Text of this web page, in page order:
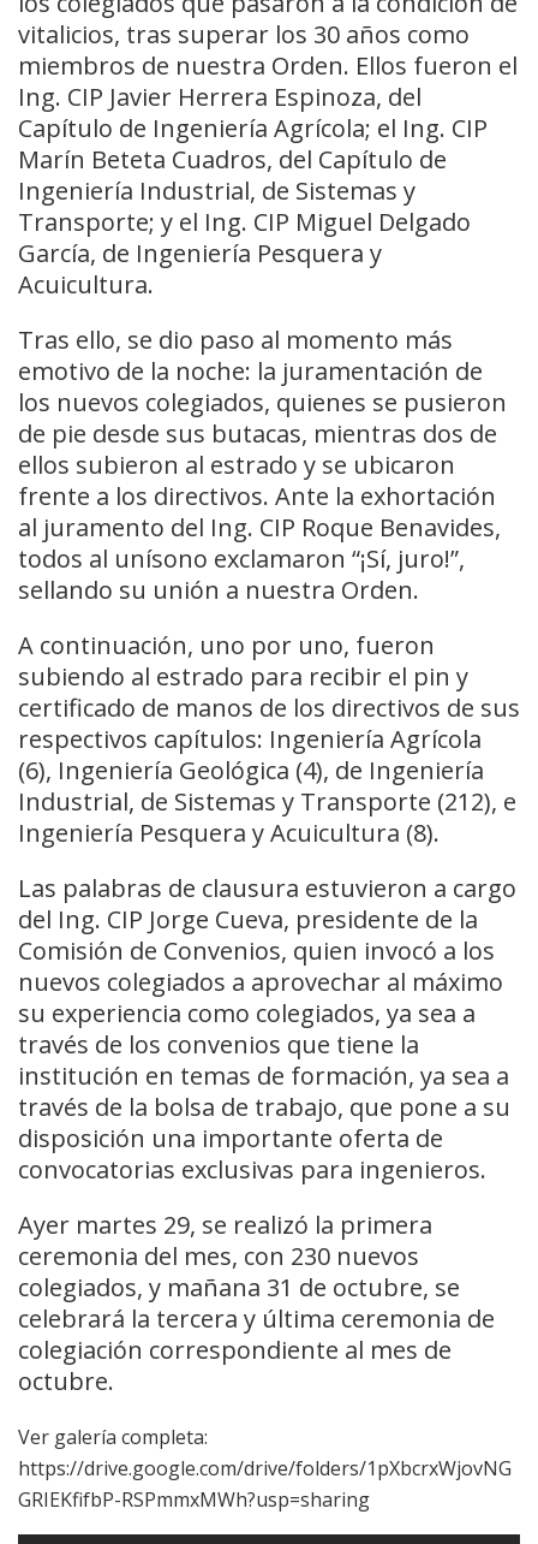
vitalicios, tras superar los 30 años como
miembros de nuestra Orden. Ellos fueron el
Ing. CIP Javier Herrera Espinoza, del
Capítulo de Ingeniería Agrícola; el Ing. CIP
Marín Beteta Cuadros, del Capítulo de
Ingeniería Industrial, de Sistemas y
Transporte; y el Ing. CIP Miguel Delgado
García, de Ingeniería Pesquera y
Acuicultura.
Tras ello, se dio paso al momento más
emotivo de la noche: la juramentación de
los nuevos colegiados, quienes se pusieron
de pie desde sus butacas, mientras dos de
ellos subieron al estrado y se ubicaron
frente a los directivos. Ante la exhortación
al juramento del Ing. CIP Roque Benavides,
todos al unísono exclamaron “¡Sí, juro!”,
sellando su unión a nuestra Orden.
A continuación, uno por uno, fueron
subiendo al estrado para recibir el pin y
certificado de manos de los directivos de sus
respectivos capítulos: Ingeniería Agrícola
(6), Ingeniería Geológica (4), de Ingeniería
Industrial, de Sistemas y Transporte (212), e
Ingeniería Pesquera y Acuicultura (8).
Las palabras de clausura estuvieron a cargo
del Ing. CIP Jorge Cueva, presidente de la
Comisión de Convenios, quien invocó a los
nuevos colegiados a aprovechar al máximo
su experiencia como colegiados, ya sea a
través de los convenios que tiene la
institución en temas de formación, ya sea a
través de la bolsa de trabajo, que pone a su
disposición una importante oferta de
convocatorias exclusivas para ingenieros.
Ayer martes 29, se realizó la primera
ceremonia del mes, con 230 nuevos
colegiados, y mañana 31 de octubre, se
celebrará la tercera y última ceremonia de
colegiación correspondiente al mes de
octubre.
Ver galería completa:
https://drive.google.com/drive/folders/1pXbcrxWjovNG
GRIEKfifbP-RSPmmxMWh?usp=sharing